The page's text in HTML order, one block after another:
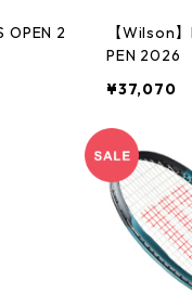
【Wilson
PEN 2026
¥37,070